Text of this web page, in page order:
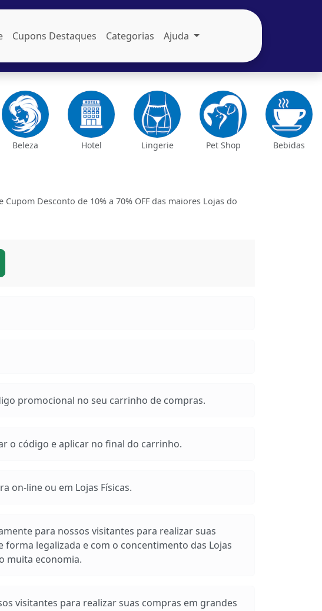
Cupons Destaques Categorias Ajuda
Beleza Hotel Lingerie Pet Shop Bebidas
Desconto de 10% a 70% OFF das maiores Lojas do
promocional no seu carrinho de compras.
o código e aplicar no final do carrinho.
on-line ou em Lojas Físicas.
para nossos visitantes para realizar suas
legalizada e com o concentimento das Lojas
muita economia.
visitantes para realizar suas compras em grandes